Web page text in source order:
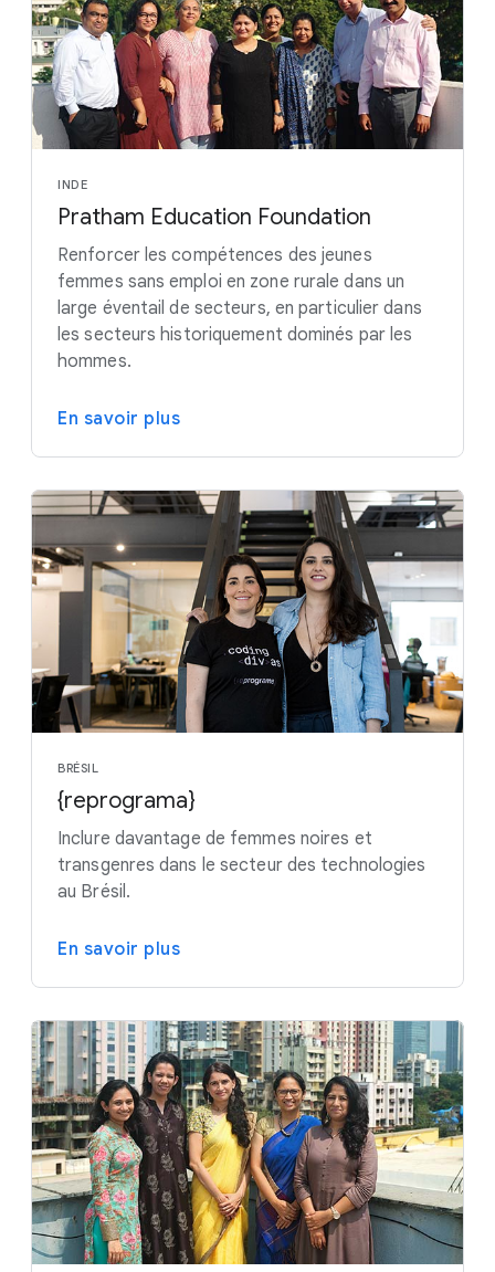
INDE
Pratham Education Foundation
Renforcer les compétences des jeunes
femmes sans emploi en zone rurale dans un
large éventail de secteurs, en particulier dans
les secteurs historiquement dominés par les
hommes.
En savoir plus
BRÉSIL
{reprograma}
Inclure davantage de femmes noires et
transgenres dans le secteur des technologies
au Brésil.
En savoir plus